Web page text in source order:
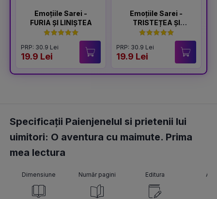
Emoțiile Sarei -
FURIA ȘI LINIȘTEA
PRP: 30.9 Lei
19.9 Lei
Emoțiile Sarei -
TRISTEȚEA ȘI
BUCURIA
PRP: 30.9 Lei
19.9 Lei
Specificații Paienjenelul si prietenii lui
uimitori: O aventura cu maimute. Prima
mea lectura
Dimensiune Număr pagini Editura